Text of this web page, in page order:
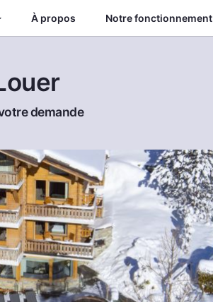
À propos Notre fonctionnement
demande